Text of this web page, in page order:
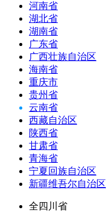
河南省
湖北省
湖南省
广东省
广西壮族自治区
海南省
重庆市
贵州省
云南省
西藏自治区
陕西省
甘肃省
青海省
宁夏回族自治区
新疆维吾尔自治区
全四川省